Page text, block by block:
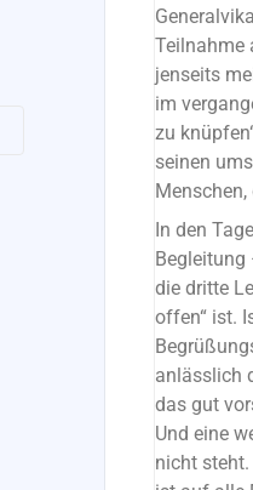
Teilnahme
jenseits
im
zu
seinen
Menschen,
In den
Begleitung
die dritte
offen“ ist.
anlässlich
das gut
Und eine
nicht